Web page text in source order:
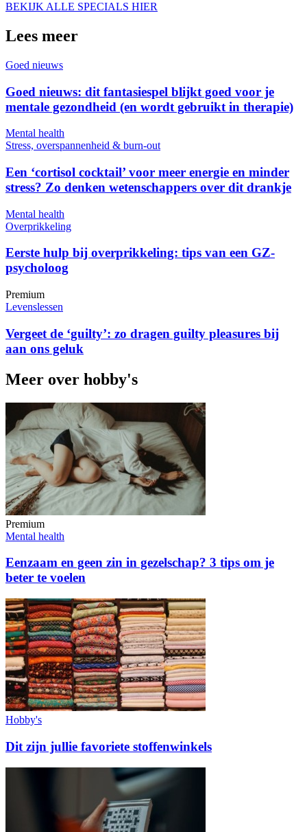
BEKIJK ALLE SPECIALS HIER
Lees meer
Goed nieuws
Goed nieuws: dit fantasiespel blijkt goed voor je
mentale gezondheid (en wordt gebruikt in therapie)
Mental health
Stress, overspannenheid & burn-out
Een ‘cortisol cocktail’ voor meer energie en minder
stress? Zo denken wetenschappers over dit drankje
Mental health
Overprikkeling
Eerste hulp bij overprikkeling: tips van een GZ-
psycholoog
Premium
Levenslessen
Vergeet de ‘guilty’: zo dragen guilty pleasures bij
aan ons geluk
Meer over hobby's
Premium
Mental health
Eenzaam en geen zin in gezelschap? 3 tips om je
beter te voelen
Hobby's
Dit zijn jullie favoriete stoffenwinkels